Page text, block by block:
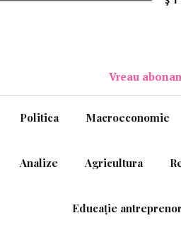
Vreau
Politica Macroeconomie
Analize Agricultura
Educație